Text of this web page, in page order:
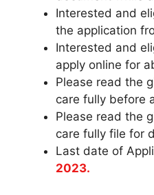
Interested and
the application
Interested and
apply online for
Please read the
care fully before
Please read the
care fully file for
Last date of
2023.